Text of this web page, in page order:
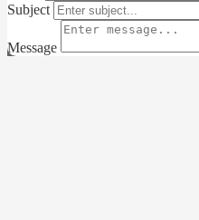
Subject
Message